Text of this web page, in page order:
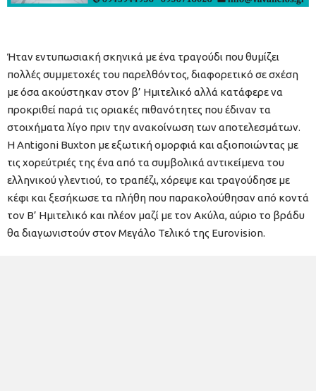
Ήταν εντυπωσιακή σκηνικά με ένα τραγούδι που θυμίζει
πολλές συμμετοχές του παρελθόντος, διαφορετικό σε σχέση
με όσα ακούστηκαν στον β’ Ημιτελικό αλλά κατάφερε να
προκριθεί παρά τις οριακές πιθανότητες που έδιναν τα
στοιχήματα λίγο πριν την ανακοίνωση των αποτελεσμάτων.
Η Antigoni Buxton με εξωτική ομορφιά και αξιοποιώντας με
τις χορεύτριές της ένα από τα συμβολικά αντικείμενα του
ελληνικού γλεντιού, το τραπέζι, χόρεψε και τραγούδησε με
κέφι και ξεσήκωσε τα πλήθη που παρακολούθησαν από κοντά
τον Β’ Ημιτελικό και πλέον μαζί με τον Ακύλα, αύριο το βράδυ
θα διαγωνιστούν στον Μεγάλο Τελικό της Eurovision.